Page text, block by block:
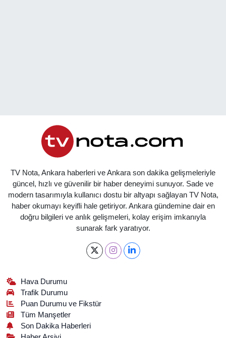
TV Nota, Ankara haberleri ve Ankara son dakika gelişmeleriyle
güncel, hızlı ve güvenilir bir haber deneyimi sunuyor. Sade ve
modern tasarımıyla kullanıcı dostu bir altyapı sağlayan TV Nota,
haber okumayı keyifli hale getiriyor. Ankara gündemine dair en
doğru bilgileri ve anlık gelişmeleri, kolay erişim imkanıyla
sunarak fark yaratıyor.
Hava Durumu
Trafik Durumu
Puan Durumu ve Fikstür
Tüm Manşetler
Son Dakika Haberleri